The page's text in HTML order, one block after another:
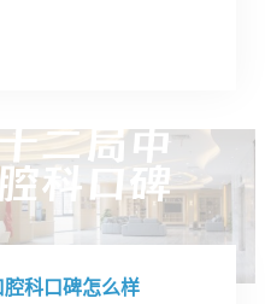
科口碑怎么样